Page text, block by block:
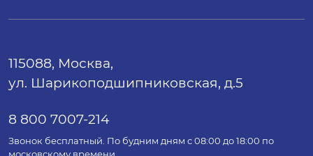
115088, Москва,
ул. Шарикоподшипниковская, д.5
8 800 7007-214
Звонок бесплатный. По будним дням с 08:00 до 18:00 по